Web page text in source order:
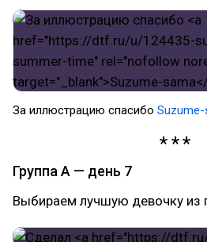
За иллюстрацию спасибо
Группа A — день 7
Выбираем лучшую девочку из